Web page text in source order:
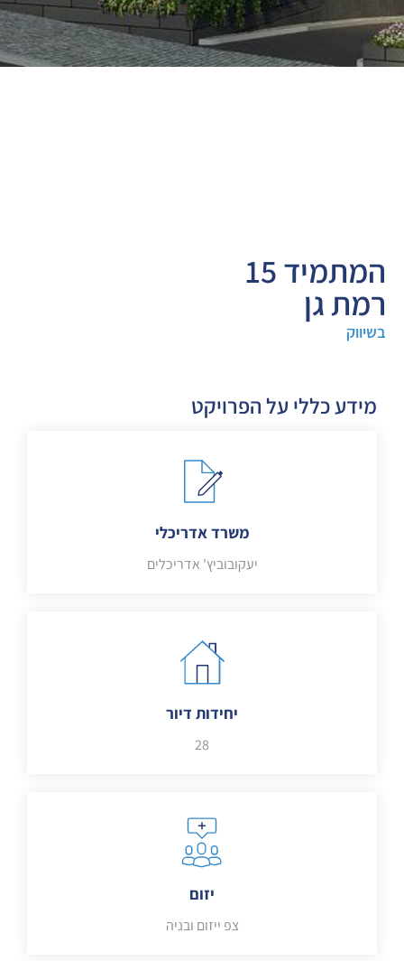
המתמיד 15
רמת גן
בשיווק
מידע כללי על הפרויקט
משרד אדריכלי
יעקובוביץ' אדריכלים
יחידות דיור
28
יזום
צפ ייזום ובניה